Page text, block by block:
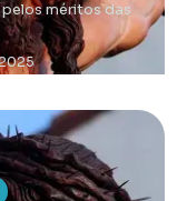
méritos das